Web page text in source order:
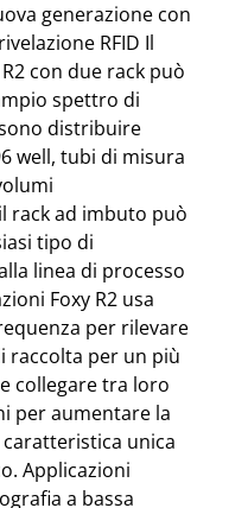
generazione con
RFID Il
con due rack può
spettro di
distribuire
well, tubi di misura
rack ad imbuto può
tipo di
linea di processo
Foxy R2 usa
per rilevare
raccolta per un più
collegare tra loro
per aumentare la
unica
Applicazioni
a bassa